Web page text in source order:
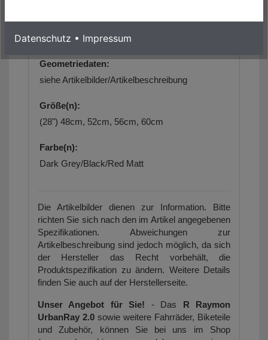
max. zulässiges Gesamtgewicht:
120,00 kg
Geometriedaten:
siehe Artikelbilder/Artikelbeschreibung
Größe(n):
(28") 48cm, 52cm, 56cm, 60cm
Farbe(n):
Dark Grey/Black/Red Matt
Die Artikelbilder dienen zur Information. Bitte
richten Sie sich nach den im Artikel angegebenen
Spezifikationen. Abweichungen zur
Artikelbeschreibung sind jedoch möglich, da sich
der Hersteller das Recht vorbehält, die
Produktspezifikation zu ändern. Weitere Details
finden Sie auch auf der Herstellerseite.
Unser Angebot für Sie! - Das R Raymon
UrbanRay 2.0 sowie weitere Fahrräder, Biketeile
und Zubehör, können Sie bei uns im Shop
Datenschutz • Impressum